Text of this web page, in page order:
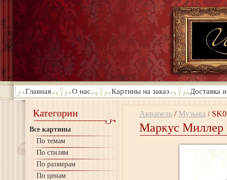
Главная О нас Картины на заказ Доставка
Категории
Все картины
По темам
По стилям
По размерам
По ценам
Акварель / Музыка /
Маркус Миллер